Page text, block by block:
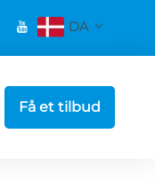
DA
Få et tilbud